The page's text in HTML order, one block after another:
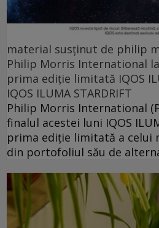
material susținut de philip
Philip Morris International
prima ediție limitată IQOS
IQOS ILUMA STARDRIFT
Philip Morris International
finalul acestei luni IQOS
prima ediție limitată a celui
din portofoliul său de